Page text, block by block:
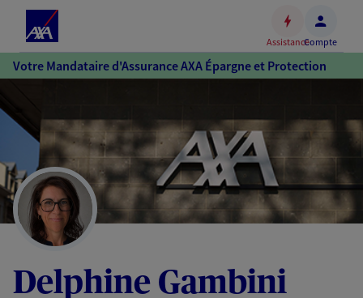
Accéder
au
Accéder
au
pied
de
page
AssistanceCompte
Votre Mandataire d'Assurance AXA Épargne et Protection
Delphine Gambini